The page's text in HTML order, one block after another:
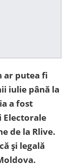
ar putea fi
iulie până la
a fost
Electorale
de la Rlive.
și legală